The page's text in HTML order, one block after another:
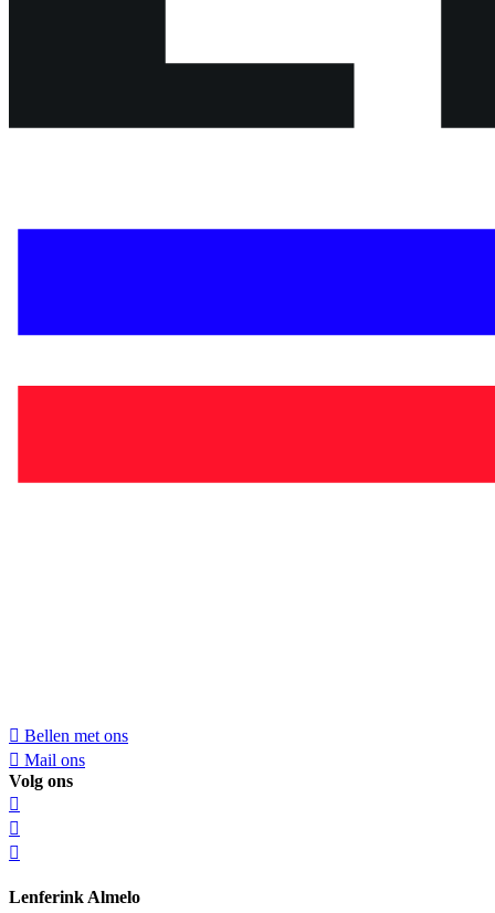
Bellen met ons
Mail ons
Volg ons
Lenferink Almelo